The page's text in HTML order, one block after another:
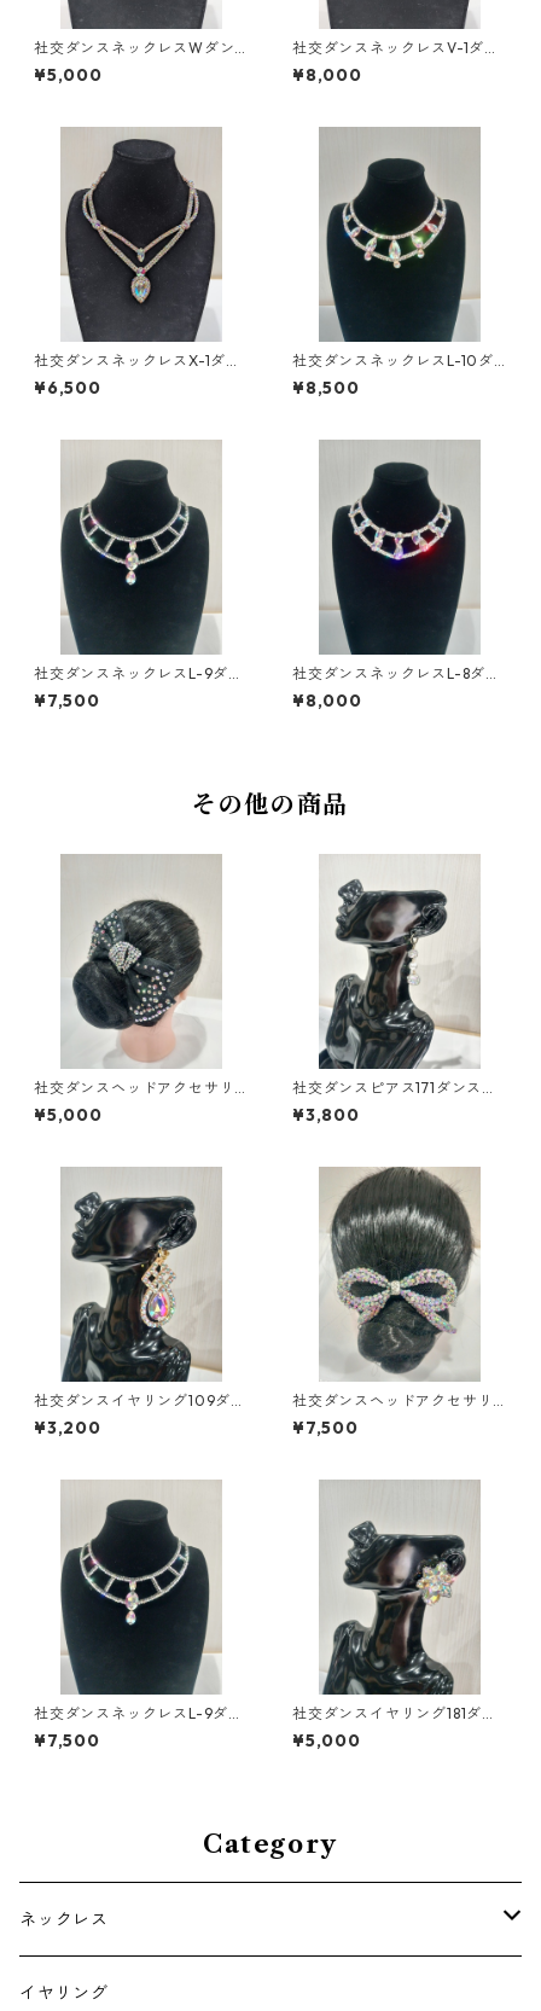
社交ダンスネックレスWダン
スアクセサリーベリーダンス
ブライダルアクセサリー
¥5,000
社交ダンスネックレスV-1ダン
スアクセサリーベリーダンス
ブライダルアクセサリー
¥8,000
社交ダンスネックレスX-1ダン
スアクセサリーベリーダンス
ブライダルアクセサリー
¥6,500
社交ダンスネックレスL-10ダ
ンスアクセサリーベリーダン
スブライダルアクセサリー
¥8,500
社交ダンスネックレスL-9ダン
スアクセサリーベリーダンス
ブライダルアクセサリー
¥7,500
社交ダンスネックレスL-8ダン
スアクセサリーベリーダンス
ブライダルアクセサリー
¥8,000
その他の商品
社交ダンスヘッドアクセサリ
ーHA-75オーロラダンスアク
セサリーベリーダンスブライ
¥5,000
社交ダンスピアス171ダンスア
クセサリーベリーダンスブラ
イダルアクセサリー
¥3,800
社交ダンスイヤリング109ダン
スアクセサリーベリーダンス
ブライダルアクセサリー
¥3,200
社交ダンスヘッドアクセサリ
ーHA-62小ダンスアクセサリ
ーベリーダンスブライダルア
¥7,500
社交ダンスネックレスL-9ダン
スアクセサリーベリーダンス
ブライダルアクセサリー
¥7,500
社交ダンスイヤリング181ダン
スアクセサリーベリーダンス
ブライダルアクセサリー
¥5,000
Category
ネックレス
チョーカー
イヤリング